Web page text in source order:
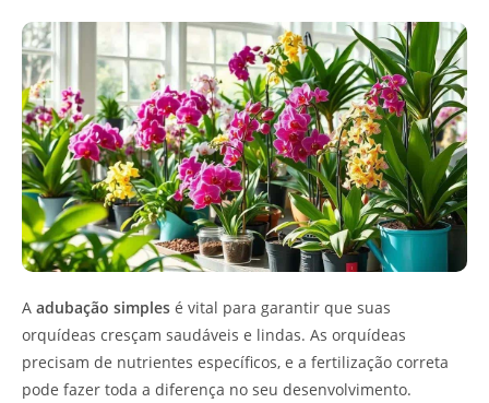
A adubação simples é vital para garantir que suas
orquídeas cresçam saudáveis e lindas. As orquídeas
precisam de nutrientes específicos, e a fertilização correta
pode fazer toda a diferença no seu desenvolvimento.